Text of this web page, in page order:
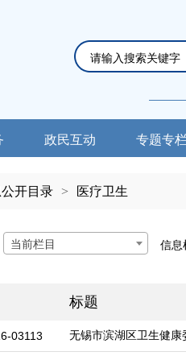
政民互动 专题专栏
开目录 > 医疗卫生
当前栏目 信息
标题
03113 无锡市滨湖区卫生健